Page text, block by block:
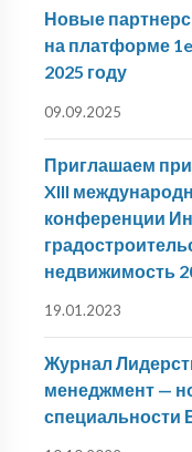
Новые
на платформе
2025 году
09.09.2025
Приглашаем
XIII
конференции
недвижимость
19.01.2023
Журнал
менеджмент —
специальности